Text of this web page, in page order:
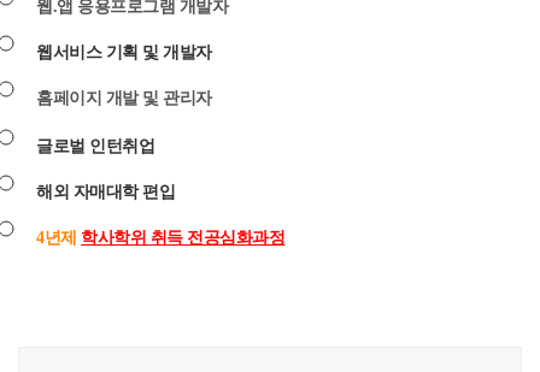
웹.앱 응용프로그램 개발자
웹서비스 기획 및 개발자
홈페이지 개발 및 관리자
글로벌 인턴취업
해외 자매대학 편입
4년제 학사학위 취득 전공심화과정